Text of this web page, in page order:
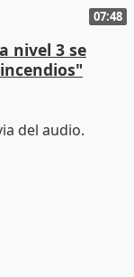
07:48
nivel 3 se